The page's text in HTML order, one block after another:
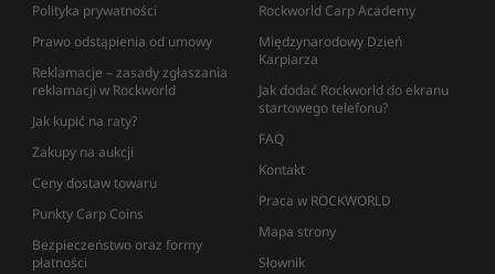
Polityka prywatności
Prawo odstąpienia od umowy
Reklamacje – zasady zgłaszania
reklamacji w Rockworld
Jak kupić na raty?
Zakupy na aukcji
Ceny dostaw towaru
Punkty Carp Coins
Bezpieczeństwo oraz formy
płatności
Rockworld Carp Academy
Międzynarodowy Dzień
Karpiarza
Jak dodać Rockworld do ekranu
startowego telefonu?
FAQ
Kontakt
Praca w ROCKWORLD
Mapa strony
Słownik